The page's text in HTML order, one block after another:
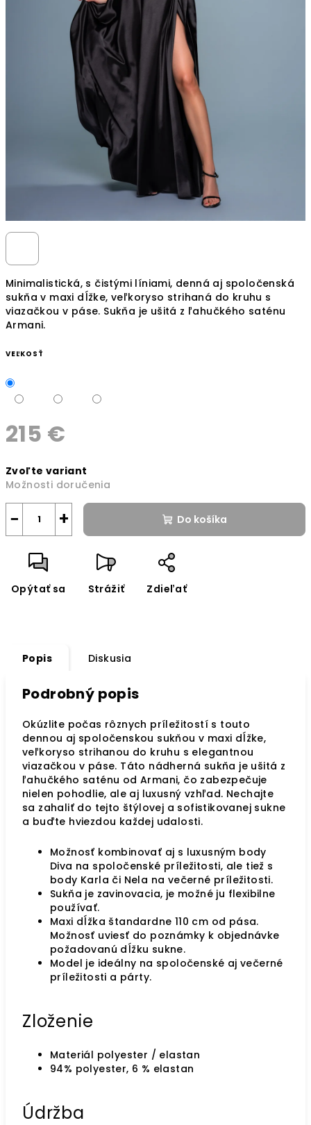
Minimalistická, s čistými líniami, denná aj spoločenská
sukňa v maxi dĺžke, veľkoryso strihaná do kruhu s
viazačkou v páse. Sukňa je ušitá z ľahučkého saténu
Armani.
VEĽKOSŤ
215 €
cena:
Zvoľte variant
Možnosti doručenia
+
− Do košíka
Opýtať sa Strážiť Zdieľať
Popis Diskusia
Podrobný popis
Okúzlite počas rôznych príležitostí s touto
dennou aj spoločenskou sukňou v maxi dĺžke,
veľkoryso strihanou do kruhu s elegantnou
viazačkou v páse. Táto nádherná sukňa je ušitá z
ľahučkého saténu od Armani, čo zabezpečuje
nielen pohodlie, ale aj luxusný vzhľad. Nechajte
sa zahaliť do tejto štýlovej a sofistikovanej sukne
a buďte hviezdou každej udalosti.
Možnosť kombinovať aj s luxusným body
Diva na spoločenské príležitosti, ale tiež s
body Karla či Nela na večerné príležitosti.
Sukňa je zavinovacia, je možné ju flexibilne
používať.
Maxi dĺžka štandardne 110 cm od pása.
Možnosť uviesť do poznámky k objednávke
požadovanú dĺžku sukne.
Model je ideálny na spoločenské aj večerné
príležitosti a párty.
Zloženie
Materiál polyester / elastan
94% polyester, 6 % elastan
Údržba